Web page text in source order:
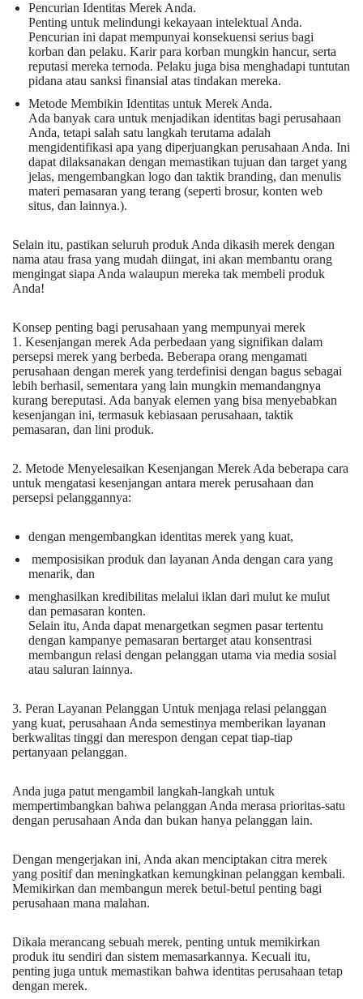
Pencurian Identitas Merek Anda.
Penting untuk melindungi kekayaan intelektual Anda.
Pencurian ini dapat mempunyai konsekuensi serius bagi
korban dan pelaku. Karir para korban mungkin hancur, serta
reputasi mereka ternoda. Pelaku juga bisa menghadapi tuntutan
pidana atau sanksi finansial atas tindakan mereka.
Metode Membikin Identitas untuk Merek Anda.
Ada banyak cara untuk menjadikan identitas bagi perusahaan
Anda, tetapi salah satu langkah terutama adalah
mengidentifikasi apa yang diperjuangkan perusahaan Anda. Ini
dapat dilaksanakan dengan memastikan tujuan dan target yang
jelas, mengembangkan logo dan taktik branding, dan menulis
materi pemasaran yang terang (seperti brosur, konten web
situs, dan lainnya.).
Selain itu, pastikan seluruh produk Anda dikasih merek dengan
nama atau frasa yang mudah diingat, ini akan membantu orang
mengingat siapa Anda walaupun mereka tak membeli produk
Anda!
Konsep penting bagi perusahaan yang mempunyai merek
1. Kesenjangan merek Ada perbedaan yang signifikan dalam
persepsi merek yang berbeda. Beberapa orang mengamati
perusahaan dengan merek yang terdefinisi dengan bagus sebagai
lebih berhasil, sementara yang lain mungkin memandangnya
kurang bereputasi. Ada banyak elemen yang bisa menyebabkan
kesenjangan ini, termasuk kebiasaan perusahaan, taktik
pemasaran, dan lini produk.
2. Metode Menyelesaikan Kesenjangan Merek Ada beberapa cara
untuk mengatasi kesenjangan antara merek perusahaan dan
persepsi pelanggannya:
dengan mengembangkan identitas merek yang kuat,
memposisikan produk dan layanan Anda dengan cara yang
menarik, dan
menghasilkan kredibilitas melalui iklan dari mulut ke mulut
dan pemasaran konten.
Selain itu, Anda dapat menargetkan segmen pasar tertentu
dengan kampanye pemasaran bertarget atau konsentrasi
membangun relasi dengan pelanggan utama via media sosial
atau saluran lainnya.
3. Peran Layanan Pelanggan Untuk menjaga relasi pelanggan
yang kuat, perusahaan Anda semestinya memberikan layanan
berkwalitas tinggi dan merespon dengan cepat tiap-tiap
pertanyaan pelanggan.
Anda juga patut mengambil langkah-langkah untuk
mempertimbangkan bahwa pelanggan Anda merasa prioritas-satu
dengan perusahaan Anda dan bukan hanya pelanggan lain.
Dengan mengerjakan ini, Anda akan menciptakan citra merek
yang positif dan meningkatkan kemungkinan pelanggan kembali.
Memikirkan dan membangun merek betul-betul penting bagi
perusahaan mana malahan.
Dikala merancang sebuah merek, penting untuk memikirkan
produk itu sendiri dan sistem memasarkannya. Kecuali itu,
penting juga untuk memastikan bahwa identitas perusahaan tetap
dengan merek.